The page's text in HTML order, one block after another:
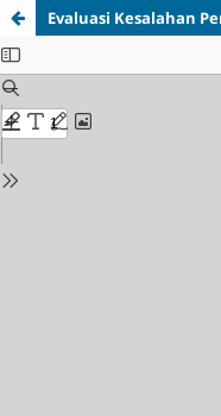
Evaluasi Kesalahan